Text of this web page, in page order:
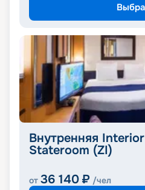
Внутренняя
Stateroom (ZI)
от 36 140 ₽ /чел